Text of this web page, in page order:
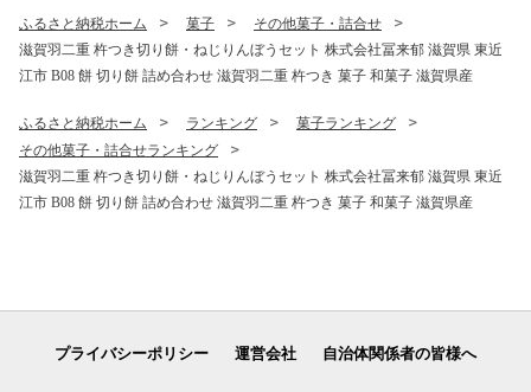
ふるさと納税ホーム 菓子
その他菓子・詰合せ
滋賀羽二重 杵つき切り餅・ねじりんぼうセット 株式会社冨来郁 滋賀県 東近
江市 B08 餅 切り餅 詰め合わせ 滋賀羽二重 杵つき 菓子 和菓子 滋賀県産
ふるさと納税ホーム ランキング
菓子ランキング
その他菓子・詰合せランキング
滋賀羽二重 杵つき切り餅・ねじりんぼうセット 株式会社冨来郁 滋賀県 東近
江市 B08 餅 切り餅 詰め合わせ 滋賀羽二重 杵つき 菓子 和菓子 滋賀県産
プライバシーポリシー 運営会社 自治体関係者の皆様へ